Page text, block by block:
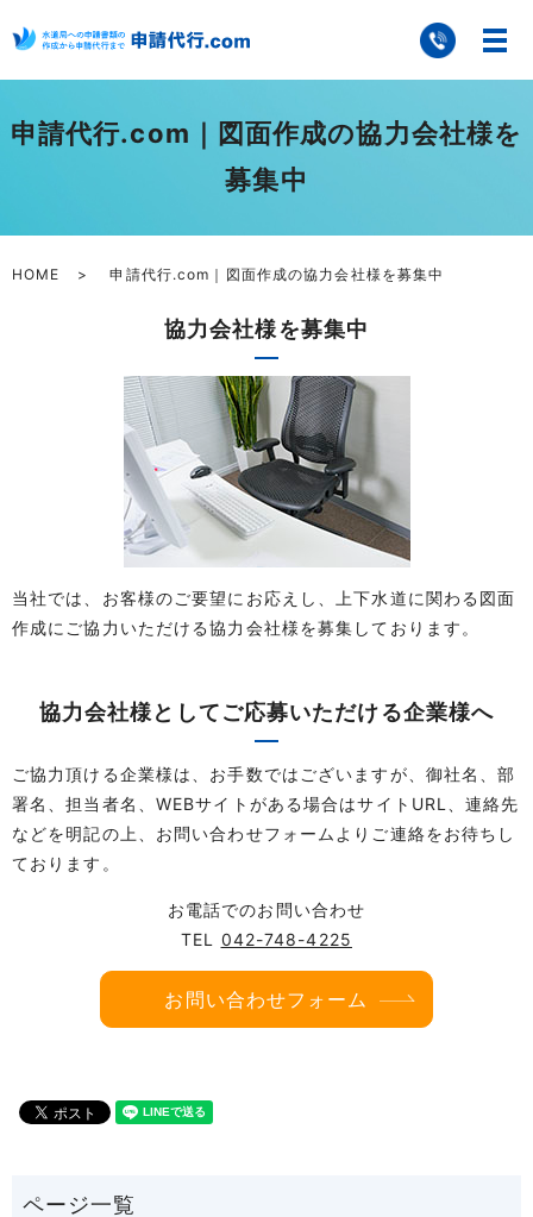
申請代行.com｜図面作成の協力会社様を
募集中
HOME 申請代行.com｜図面作成の協力会社様を募集中
協力会社様を募集中
当社では、お客様のご要望にお応えし、上下水道に関わる図面
作成にご協力いただける協力会社様を募集しております。
協力会社様としてご応募いただける企業様へ
ご協力頂ける企業様は、お手数ではございますが、御社名、部
署名、担当者名、WEBサイトがある場合はサイトURL、連絡先
などを明記の上、お問い合わせフォームよりご連絡をお待ちし
ております。
お電話でのお問い合わせ
TEL 042-748-4225
お問い合わせフォーム